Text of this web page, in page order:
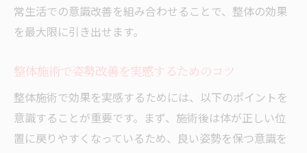
常生活での意識改善を組み合わせることで、整体の効果
を最大限に引き出せます。
整体施術で姿勢改善を実感するためのコツ
整体施術で効果を実感するためには、以下のポイントを
意識することが重要です。まず、施術後は体が正しい位
置に戻りやすくなっているため、良い姿勢を保つ意識を